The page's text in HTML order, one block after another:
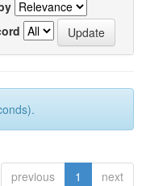
previous 1 next